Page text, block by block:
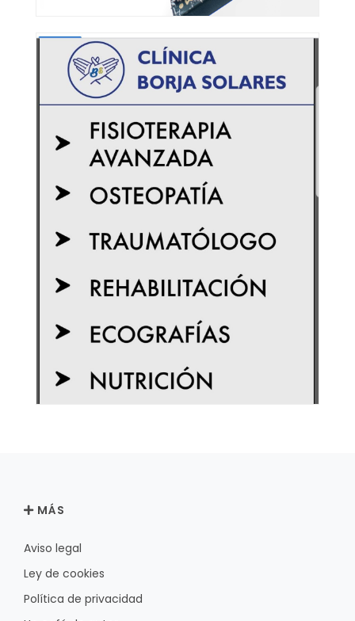
MÁS
Aviso legal
Ley de cookies
Política de privacidad